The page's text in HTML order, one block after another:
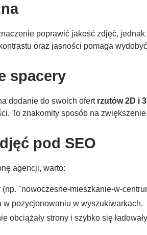
poprawić jakość zdjęć,
oraz jasności pomaga
spacery
dodanie do swoich ofert rzutów 2D i
To znakomity sposób na
pod SEO
agencji, warto:
"nowoczesne-mieszkanie-w-
w pozycjonowaniu w wyszukiwarkach.
obciążały strony i szybko się